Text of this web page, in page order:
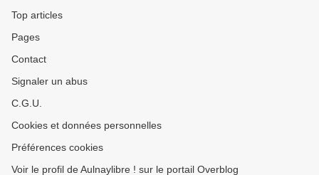
Top articles
Pages
Contact
Signaler un abus
C.G.U.
Cookies et données personnelles
Préférences cookies
Voir le profil de Aulnaylibre ! sur le portail Overblog